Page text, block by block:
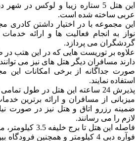
این هتل 5 ستاره زیبا و لوکس در
عربی ساخته شده است.
این مجموعه با در اختیار داشتن
نواز به انجام فعالیت ها و ارائه
گردشگران می پردازد.
علاوه بر توریست هایی که در این هتب
دارند مسافران دیگر هتل های نیز می
صورت جداگانه از برخی امکانات این
استفاده نمایند.
پذیرش 24 ساعته این هتل در طول
میزبانی از مسافران و ارائه برترین
ضمینه رزرو اتاق و هتل نیز در صورت
لازم را می رسانند.